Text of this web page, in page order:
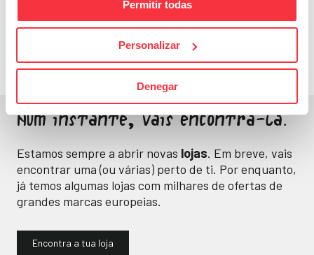
Permitir todas
Personalizar
Denegar
Energia e bem-estar
Num instante, vais encontrá-la.
Estamos sempre a abrir novas lojas. Em breve, vais
encontrar uma (ou várias) perto de ti. Por enquanto,
já temos algumas lojas com milhares de ofertas de
grandes marcas europeias.
Encontra a tua loja